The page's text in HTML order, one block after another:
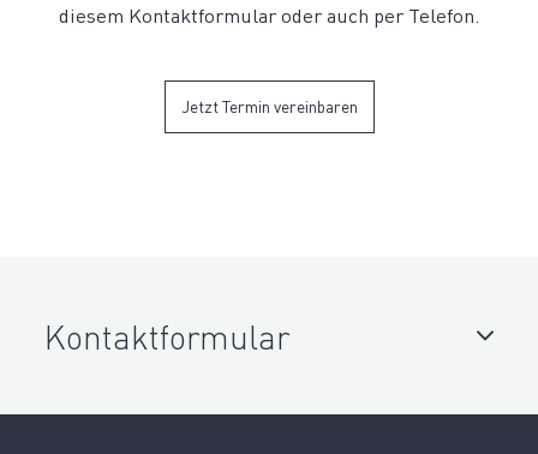
diesem Kontaktformular oder auch per Telefon.
Jetzt Termin vereinbaren
Kontaktformular